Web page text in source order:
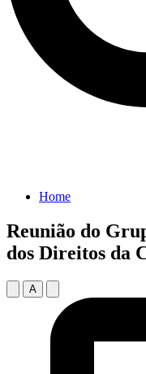
Home
Reunião do
dos Direitos da
A